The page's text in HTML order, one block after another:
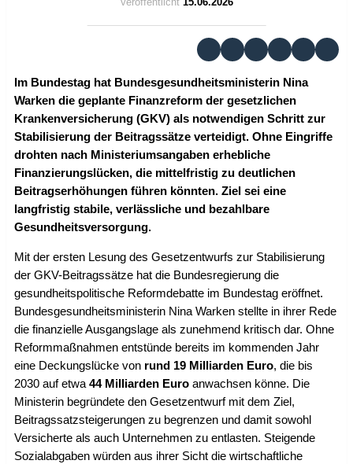
Im Bundestag hat Bundesgesundheitsministerin Nina
Warken die geplante Finanzreform der gesetzlichen
Krankenversicherung (GKV) als notwendigen Schritt zur
Stabilisierung der Beitragssätze verteidigt. Ohne Eingriffe
drohten nach Ministeriumsangaben erhebliche
Finanzierungslücken, die mittelfristig zu deutlichen
Beitragserhöhungen führen könnten. Ziel sei eine
langfristig stabile, verlässliche und bezahlbare
Gesundheitsversorgung.
Mit der ersten Lesung des Gesetzentwurfs zur Stabilisierung
der GKV-Beitragssätze hat die Bundesregierung die
gesundheitspolitische Reformdebatte im Bundestag eröffnet.
Bundesgesundheitsministerin Nina Warken stellte in ihrer Rede
die finanzielle Ausgangslage als zunehmend kritisch dar. Ohne
Reformmaßnahmen entstünde bereits im kommenden Jahr
eine Deckungslücke von rund 19 Milliarden Euro, die bis
2030 auf etwa 44 Milliarden Euro anwachsen könne. Die
Ministerin begründete den Gesetzentwurf mit dem Ziel,
Beitragssatzsteigerungen zu begrenzen und damit sowohl
Versicherte als auch Unternehmen zu entlasten. Steigende
Sozialabgaben würden aus ihrer Sicht die wirtschaftliche